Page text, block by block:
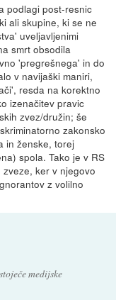
podlagi post-resnic
ali skupine, ki se ne
uveljavljenimi
smrt obsodila
'pregrešnega' in do
v navijaški maniri,
resda na korektno
izenačitev pravic
zvez/družin; še
zakonsko
in ženske, torej
spola. Tako je v RS
ker v njegovo
z volilno
medijske